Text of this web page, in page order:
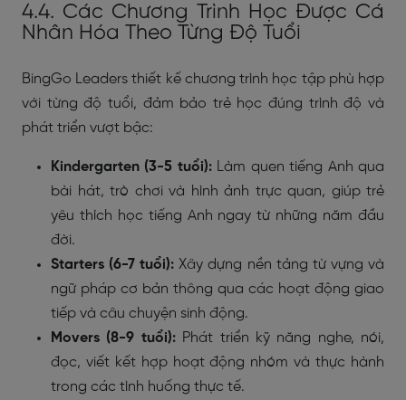
4.4. Các Chương Trình Học Được Cá
Nhân Hóa Theo Từng Độ Tuổi
BingGo Leaders thiết kế chương trình học tập phù hợp
với từng độ tuổi, đảm bảo trẻ học đúng trình độ và
phát triển vượt bậc:
Kindergarten (3-5 tuổi): Làm quen tiếng Anh qua
bài hát, trò chơi và hình ảnh trực quan, giúp trẻ
yêu thích học tiếng Anh ngay từ những năm đầu
đời.
Starters (6-7 tuổi):Xây dựng nền tảng từ vựng và
ngữ pháp cơ bản thông qua các hoạt động giao
tiếp và câu chuyện sinh động.
Movers (8-9 tuổi): Phát triển kỹ năng nghe, nói,
đọc, viết kết hợp hoạt động nhóm và thực hành
trong các tình huống thực tế.